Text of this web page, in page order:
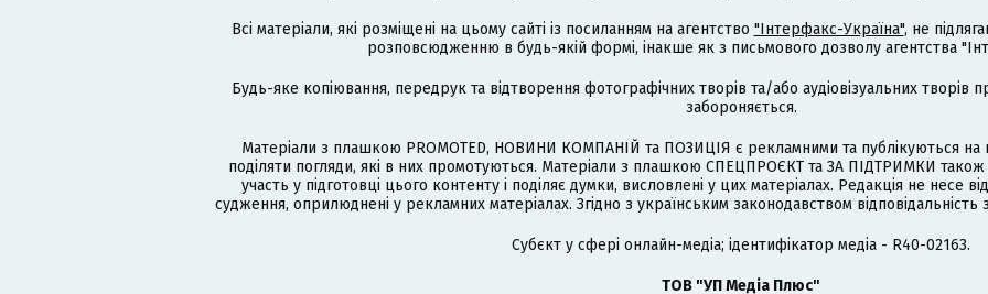
Всі матеріали, які розміщені на цьому сайті із посиланням на агентство "Інтерфакс-Україна", не
розповсюдженню в будь-якій формі, інакше як з письмового дозволу агентства
Будь-яке копіювання, передрук та відтворення фотографічних творів та/або аудіовізуальних
забороняється.
Матеріали з плашкою PROMOTED, НОВИНИ КОМПАНІЙ та ПОЗИЦІЯ є рекламними та публікуються на
поділяти погляди, які в них промотуються. Матеріали з плашкою СПЕЦПРОЄКТ та ЗА ПІДТРИМКИ
участь у підготовці цього контенту і поділяє думки, висловлені у цих матеріалах. Редакція не несе
судження, оприлюднені у рекламних матеріалах. Згідно з українським законодавством
Cубєкт у сфері онлайн-медіа; ідентифікатор медіа - R40-02163.
ТОВ "УП Медіа Плюс"